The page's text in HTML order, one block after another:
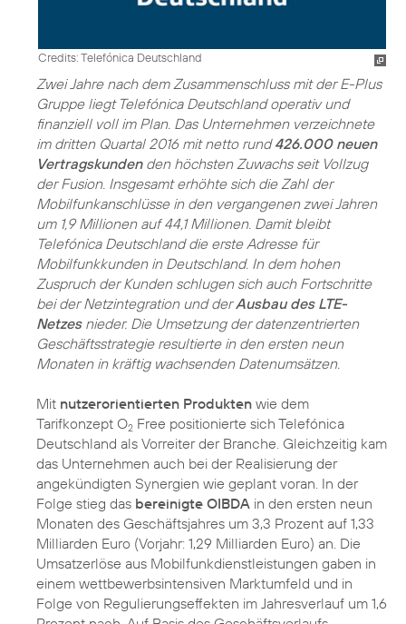
Credits: Telefónica Deutschland
Zwei Jahre nach dem Zusammenschluss mit der E-Plus
Gruppe liegt Telefónica Deutschland operativ und
finanziell voll im Plan. Das Unternehmen verzeichnete
im dritten Quartal 2016 mit netto rund426.000 neuen
Vertragskundenden höchsten Zuwachs seit Vollzug
der Fusion. Insgesamt erhöhte sich die Zahl der
Mobilfunkanschlüsse in den vergangenen zwei Jahren
um 1,9 Millionen auf 44,1 Millionen. Damit bleibt
Telefónica Deutschland die erste Adresse für
Mobilfunkkunden in Deutschland. In dem hohen
Zuspruch der Kunden schlugen sich auch Fortschritte
bei der Netzintegration und derAusbau des LTE-
Netzesnieder. Die Umsetzung der datenzentrierten
Geschäftsstrategie resultierte in den ersten neun
Monaten in kräftig wachsenden Datenumsätzen.
Mit nutzerorientierten Produkten wie dem
Tarifkonzept O2 Free positionierte sich Telefónica
Deutschland als Vorreiter der Branche. Gleichzeitig kam
das Unternehmen auch bei der Realisierung der
angekündigten Synergien wie geplant voran. In der
Folge stieg das bereinigte OIBDA in den ersten neun
Monaten des Geschäftsjahres um 3,3 Prozent auf 1,33
Milliarden Euro (Vorjahr: 1,29 Milliarden Euro) an. Die
Umsatzerlöse aus Mobilfunkdienstleistungen gaben in
einem wettbewerbsintensiven Marktumfeld und in
Folge von Regulierungseffekten im Jahresverlauf um 1,6